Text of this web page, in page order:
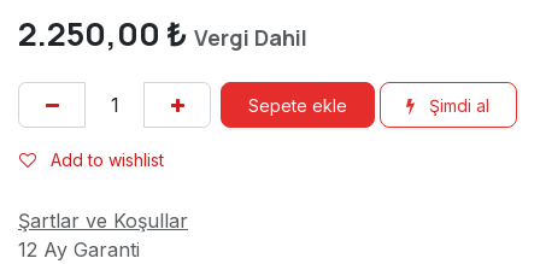
2.250,00 ₺ Vergi Dahil
Sepete ekle Şimdi al
Add to wishlist
Şartlar ve Koşullar
12 Ay Garanti